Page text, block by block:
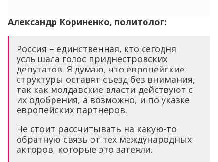
Александр Кориненко, политолог:
Россия – единственная, кто сегодня
услышала голос приднестровских
депутатов. Я думаю, что европейские
структуры оставят съезд без внимания,
так как молдавские власти действуют с
их одобрения, а возможно, и по указке
европейских партнеров.
Не стоит рассчитывать на какую-то
обратную связь от тех международных
акторов, которые это затеяли.